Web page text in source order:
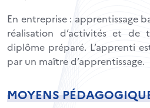
En entreprise : apprentissage
réalisation d’activités et de
diplôme préparé. L’apprenti
par un maître d’apprentissage.
MOYENS